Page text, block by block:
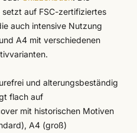
auf FSC-zertifiziertes
auch intensive Nutzung
A4 mit verschiedenen
und alterungsbeständig
flach auf
mit historischen Motiven
A4 (groß)